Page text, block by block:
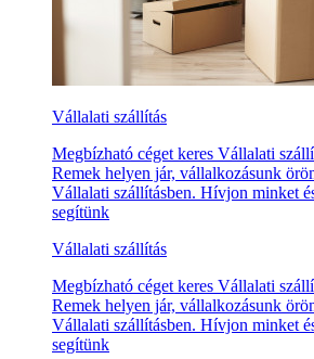
Vállalati szállítás
Megbízható céget keres Vállalati
Remek helyen jár, vállalkozásunk
Vállalati szállításben. Hívjon minket
segítünk
Vállalati szállítás
Megbízható céget keres Vállalati
Remek helyen jár, vállalkozásunk
Vállalati szállításben. Hívjon minket
segítünk